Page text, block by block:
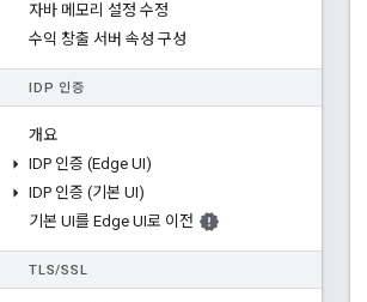
자바 메모리 설정 수정
수익 창출 서버 속성 구성
IDP 인증
개요
IDP 인증 (Edge UI)
IDP 인증 (기본 UI)
기본 UI를 Edge UI로 이전
TLS/SSL